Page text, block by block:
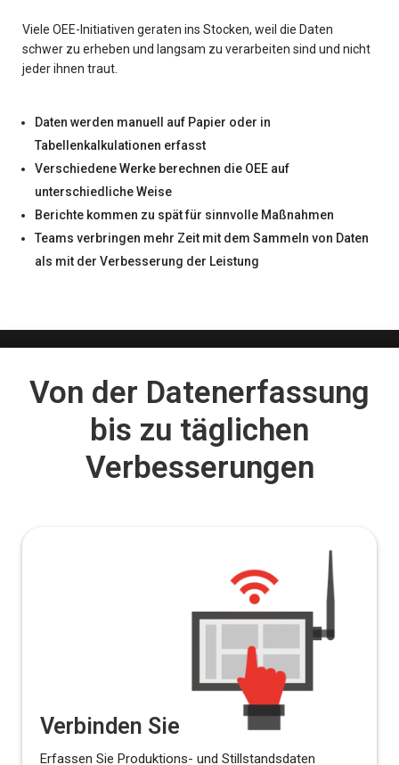
Viele OEE-Initiativen geraten ins Stocken, weil die Daten
schwer zu erheben und langsam zu verarbeiten sind und nicht
jeder ihnen traut.
Daten werden manuell auf Papier oder in
Tabellenkalkulationen erfasst
Verschiedene Werke berechnen die OEE auf
unterschiedliche Weise
Berichte kommen zu spät für sinnvolle Maßnahmen
Teams verbringen mehr Zeit mit dem Sammeln von Daten
als mit der Verbesserung der Leistung
Von der Datenerfassung
bis zu täglichen
Verbesserungen
Verbinden Sie
Erfassen Sie Produktions- und Stillstandsdaten